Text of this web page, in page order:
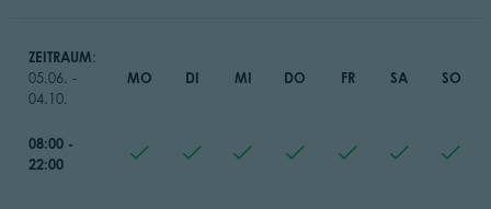
ZEITRAUM:
05.06. -
04.10.
MO DI MI DO FR SA SO
08:00 -
22:00